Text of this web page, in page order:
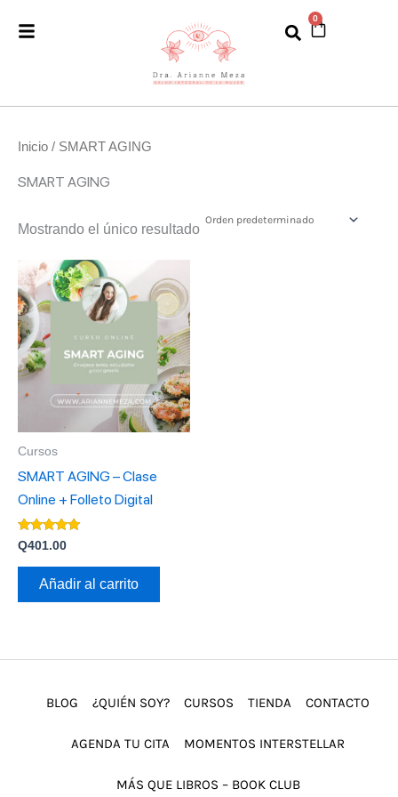
0
Cart
Inicio / SMART AGING
SMART AGING
Mostrando el único resultado
Cursos
SMART AGING – Clase
Online + Folleto Digital
Valorado con
5.00
de 5
Q401.00
Añadir al carrito
BLOG ¿QUIÉN SOY? CURSOS TIENDA CONTACTO
AGENDA TU CITA MOMENTOS INTERSTELLAR
MÁS QUE LIBROS – BOOK CLUB